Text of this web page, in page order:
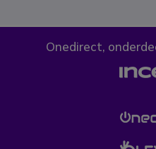
Onedirect,